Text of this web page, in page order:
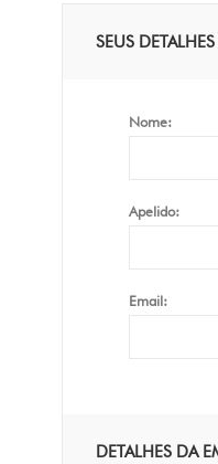
SEUS
Nome:
Apelido:
Email:
DETALHES DA